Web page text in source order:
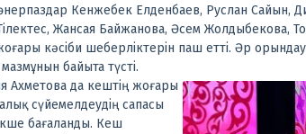
Кенжебек Елденбаев, Руслан Сайын,
Жансая Байжанова, Әсем Жолдыбекова,
кәсіби шеберліктерін паш етті. Әр
байыта түсті.
Ахметова да кештің жоғары
сүйемелдеудің сапасы
бағаланды. Кеш